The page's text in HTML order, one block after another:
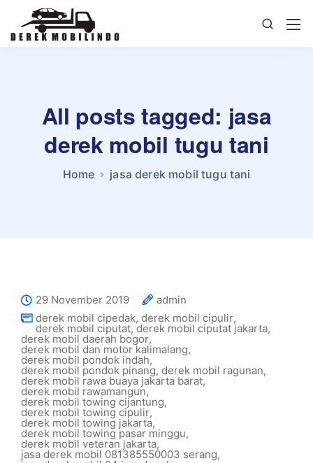
All posts tagged: jasa
derek mobil tugu tani
Home jasa derek mobil tugu tani
29 November 2019
admin
derek mobil cipedak, derek mobil cipulir,
derek mobil ciputat, derek mobil ciputat jakarta,
derek mobil daerah bogor,
derek mobil dan motor kalimalang,
derek mobil pondok indah,
derek mobil pondok pinang, derek mobil ragunan,
derek mobil rawa buaya jakarta barat,
derek mobil rawamangun,
derek mobil towing cijantung,
derek mobil towing cipulir,
derek mobil towing jakarta,
derek mobil towing pasar minggu,
derek mobil veteran jakarta,
jasa derek mobil 081385550003 serang,